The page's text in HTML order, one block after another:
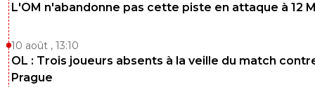
L'OM n'abandonne pas cette piste en attaque à 12
10 août , 13:10
OL : Trois joueurs absents à la veille du match
Prague